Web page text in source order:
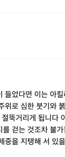
었다면 이는 아
로 심한 붓기와
뚝거리게 됩니
걷는 것조차 불
을 지탱해 서